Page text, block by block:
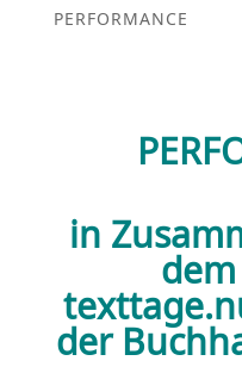
PERFORMANCE
in
der